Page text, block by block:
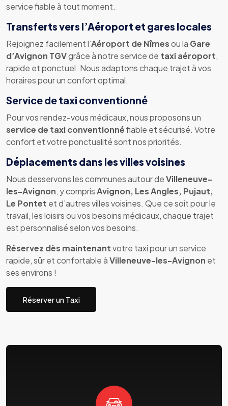
service fiable à tout moment.
Transferts vers l’Aéroport et gares locales
Rejoignez facilement l’Aéroport de Nîmesou la Gare
d’Avignon TGVgrâce à notre service de taxi aéroport,
rapide et ponctuel. Nous adaptons chaque trajet à vos
horaires pour un confort optimal.
Service de taxi conventionné
Pour vos rendez-vous médicaux, nous proposons un
service de taxi conventionnéfiable et sécurisé. Votre
confort et votre ponctualité sont nos priorités.
Déplacements dans les villes voisines
Nous desservons les communes autour deVilleneuve-
les-Avignon, y comprisAvignon, Les Angles, Pujaut,
Le Pontet et d’autres villes voisines. Que ce soit pour le
travail, les loisirs ou vos besoins médicaux, chaque trajet
est personnalisé selon vos besoins.
Réservez dès maintenantvotre taxi pour un service
rapide, sûr et confortable àVilleneuve-les-Avignon et
ses environs !
Réserver un Taxi